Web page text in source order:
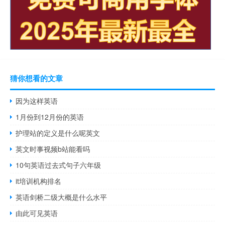
猜你想看的文章
因为这样英语
1月份到12月份的英语
护理站的定义是什么呢英文
英文时事视频b站能看吗
10句英语过去式句子六年级
it培训机构排名
英语剑桥二级大概是什么水平
由此可见英语